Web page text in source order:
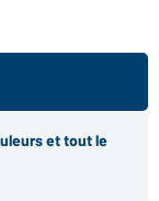
et tout le